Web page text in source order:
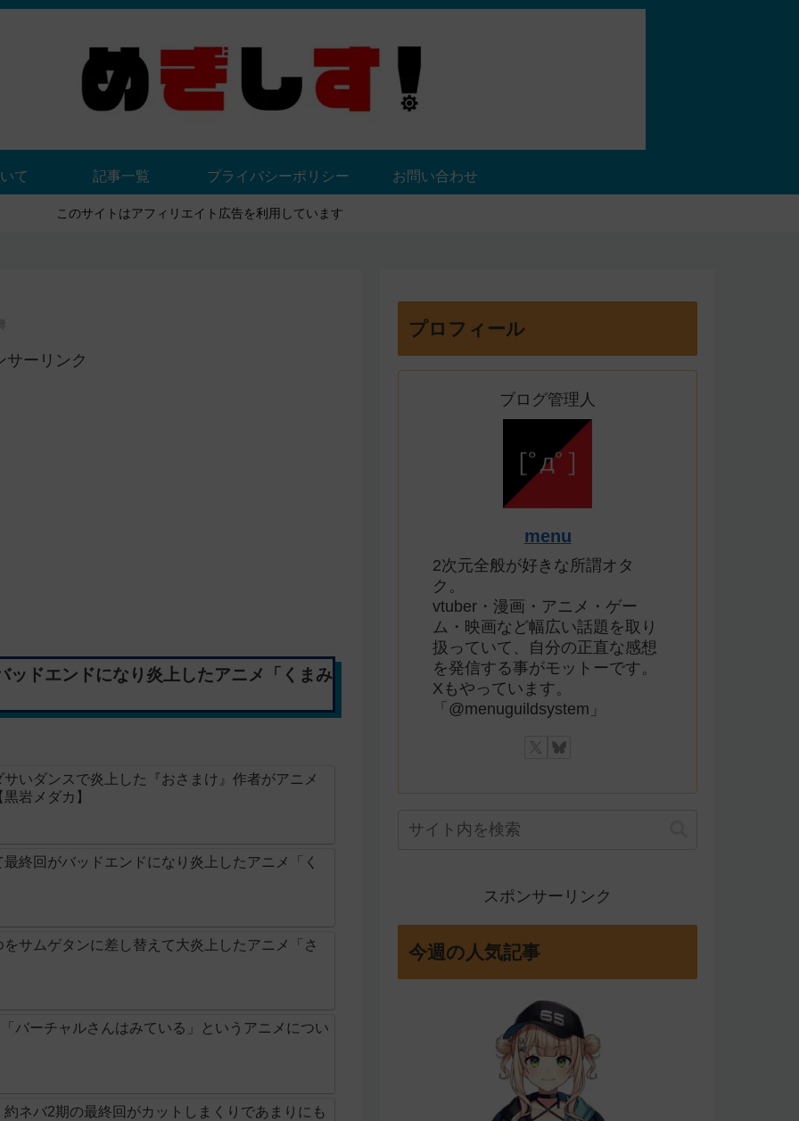
て 記事一覧 プライバシーポリシー お問い合わせ
このサイトはアフィリエイト広告を利用しています
サーリンク
ッドエンドになり炎上したアニメ「くまみ
いダンスで炎上した『おさまけ』作者がアニメ
岩メダカ】
終回がバッドエンドになり炎上したアニメ「く
サムゲタンに差し替えて大炎上したアニメ「さ
バーチャルさんはみている」というアニメについ
ネバ2期の最終回がカットしまくりであまりにも
プロフィール
ブログ管理人
menu
2次元全般が好きな所謂オタ
ク。
vtuber・漫画・アニメ・ゲー
ム・映画など幅広い話題を取り
扱っていて、自分の正直な感想
を発信する事がモットーです。
Xもやっています。
「@menuguildsystem」
スポンサーリンク
今週の人気記事